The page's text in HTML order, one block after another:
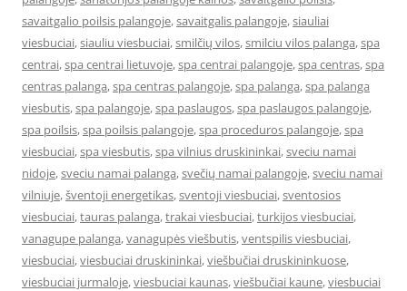
savaitgalio poilsis palangoje,savaitgalis palangoje,siauliai
viesbuciai,siauliu viesbuciai,smilčių vilos,smilciu vilos palanga,spa
centrai,spa centrai lietuvoje,spa centrai palangoje,spa centras,spa
centras palanga,spa centras palangoje,spa palanga,spa palanga
viesbutis,spa palangoje,spa paslaugos,spa paslaugos palangoje,
spa poilsis,spa poilsis palangoje,spa proceduros palangoje,spa
viesbuciai,spa viesbutis,spa vilnius druskininkai,sveciu namai
nidoje,sveciu namai palanga,svečių namai palangoje,sveciu namai
vilniuje,šventoji energetikas,sventoji viesbuciai,sventosios
viesbuciai,tauras palanga,trakai viesbuciai,turkijos viesbuciai,
vanagupe palanga,vanagupės viešbutis,ventspilis viesbuciai,
viesbuciai,viesbuciai druskininkai,viešbučiai druskininkuose,
viesbuciai jurmaloje,viesbuciai kaunas,viešbučiai kaune,viesbuciai